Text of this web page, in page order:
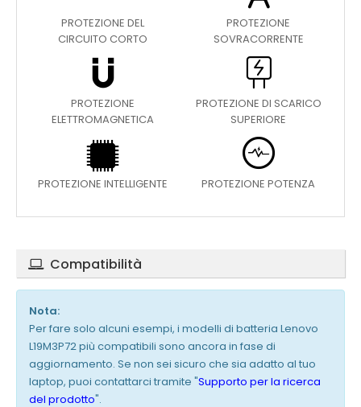
PROTEZIONE DEL
CIRCUITO CORTO
PROTEZIONE
SOVRACORRENTE
PROTEZIONE
ELETTROMAGNETICA
PROTEZIONE DI SCARICO
SUPERIORE
PROTEZIONE INTELLIGENTE PROTEZIONE POTENZA
Compatibilità
Nota:
Per fare solo alcuni esempi, i modelli di batteria Lenovo
L19M3P72 più compatibili sono ancora in fase di
aggiornamento. Se non sei sicuro che sia adatto al tuo
laptop, puoi contattarci tramite "Supporto per la ricerca
del prodotto".